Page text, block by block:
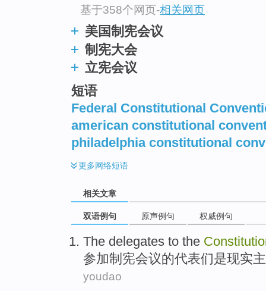
基于358个网页-相关网页
美国制宪会议
制宪大会
立宪会议
短语
Federal Constitutional
american constitutional
philadelphia constitutional
更多网络短语
相关文章
双语例句 原声例句 权威例句
The delegates to the
参加制宪会议的代表们是现实
youdao